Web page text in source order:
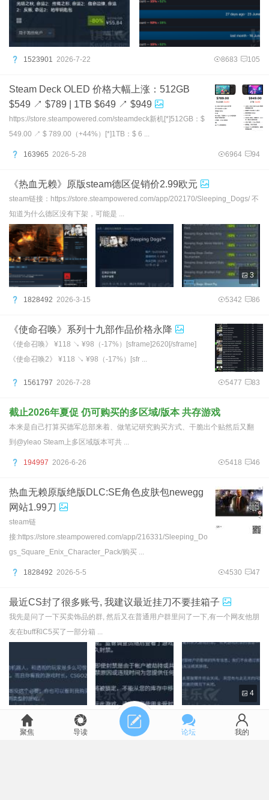
1523901 2026-7-22 8683 105
Steam Deck OLED 价格大幅上涨：512GB
$549 ↗ $789 | 1TB $649 ↗ $949
https://store.steampowered.com/steamdeck新机[*]512GB：$
549.00 ↗ $ 789.00（+44%）[*]1TB：$ 6 ...
163965 2026-5-28 6964 94
《热血无赖》原版steam德区促销价2.99欧元
steam链接：https://store.steampowered.com/app/202170/Sleeping_Dogs/ 不
知道为什么德区没有下架，可能是 ...
3
1828492 2026-3-15 5342 86
《使命召唤》系列十九部作品价格永降
《使命召唤》 ¥118 ↘ ¥98（-17%）[sframe]2620[/sframe]
《使命召唤2》 ¥118 ↘ ¥98（-17%）[sfr ...
1561797 2026-7-28 5477 83
截止2026年夏促 仍可购买的多区域/版本 共存游戏
本来是自己打算买德军总部来着、做笔记研究购买方式、干脆出个贴然后又翻
到@yleao Steam上多区域版本可共 ...
194997 2026-6-26 5418 46
热血无赖原版绝版DLC:SE角色皮肤包newegg
网站1.99刀
steam链
接:https://store.steampowered.com/app/216331/Sleeping_Do
gs_Square_Enix_Character_Pack/购买 ...
1828492 2026-5-5 4530 47
最近CS封了很多账号, 我建议最近挂刀不要挂箱子
我先是问了一下买卖饰品的群, 然后又在普通用户群里问了一下,有一个网友他朋
友在buff和C5买了一部分箱 ...
4
405830 2026-3-28 6903
聚焦 导读 论坛 我的